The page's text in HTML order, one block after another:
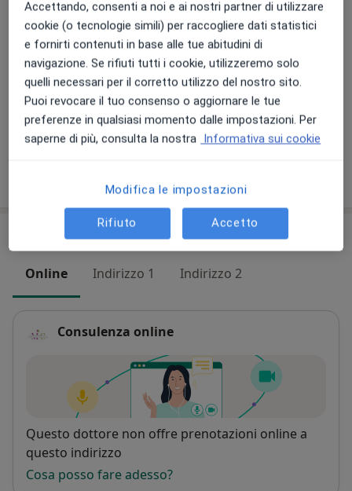
AltroSu di me
Aree di competenza principali:
Ginecologia e ostetricia
Presso questo indirizzo visito
Adulti (Solo in alcuni indirizzi)
Bambini a partire da 12 anni (Solo in alcuni indirizzi)
sull'esperienza
Indirizzi (3)
Online Indirizzo 1 Indirizzo 2
Consulenza online
Disponibilità
Questo dottore non offre prenotazioni online a
questo indirizzo
Cosa posso fare adesso?
Accettando, consenti a noi e ai nostri partner di utilizzare
cookie (o tecnologie simili) per raccogliere dati statistici
e fornirti contenuti in base alle tue abitudini di
navigazione. Se rifiuti tutti i cookie, utilizzeremo solo
quelli necessari per il corretto utilizzo del nostro sito.
Puoi revocare il tuo consenso o aggiornare le tue
preferenze in qualsiasi momento dalle impostazioni. Per
saperne di più, consulta la nostra Informativa sui cookie
Modifica le impostazioni
Rifiuto Accetto